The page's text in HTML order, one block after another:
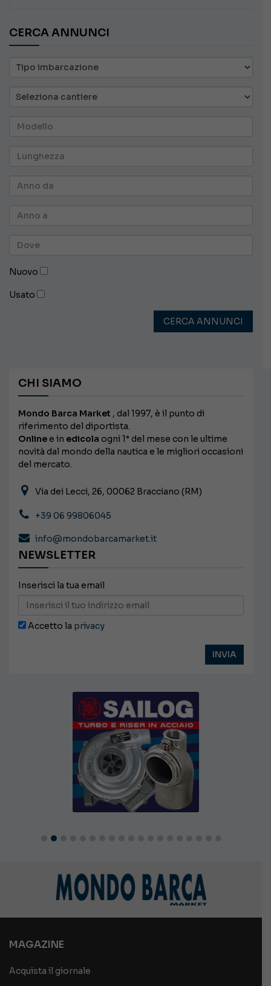
CERCA ANNUNCI
Nuovo
Usato
CERCA ANNUNCI
CHI SIAMO
Mondo Barca Market , dal 1997, è il punto di
riferimento del diportista.
Online e in edicola ogni 1° del mese con le ultime
novità dal mondo della nautica e le migliori occasioni
del mercato.
Via dei Lecci, 26, 00062 Bracciano (RM)
+39 06 99806045
info@mondobarcamarket.it
NEWSLETTER
Inserisci la tua email
Accetto la privacy
MAGAZINE
Acquista il giornale